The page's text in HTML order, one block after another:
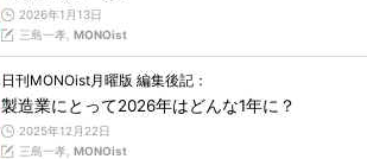
2026年1月13日
三島一孝, MONOist
日刊MONOist月曜版 編集後記：
製造業にとって2026年はどんな1年に？
2025年12月22日
三島一孝, MONOist